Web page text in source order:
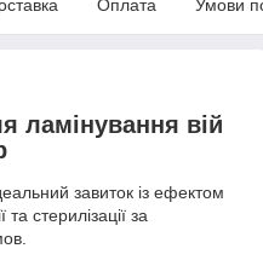
Оплата Умови
ламінування вій
завиток із ефектом
стерилізації за